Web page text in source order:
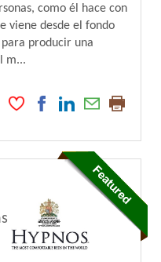
como él hace con
viene desde el fondo
producir una
m...